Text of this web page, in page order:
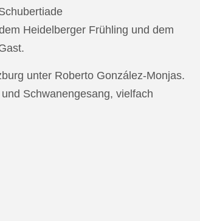
Heidelberger Frühling und dem
unter Roberto González-Monjas.
Schwanengesang, vielfach